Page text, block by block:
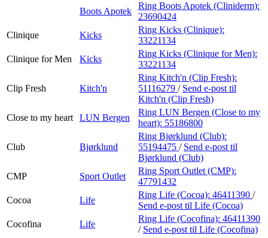
Boots Apotek
Ring Boots Apotek (Cliniderm):
23690424
Clinique
Kicks
Ring Kicks (Clinique):
33221134
Clinique for Men
Kicks
Ring Kicks (Clinique for Men):
33221134
Clip Fresh Kitch'n
Ring Kitch'n (Clip Fresh):
51116279 / Send e-post til
Kitch'n (Clip Fresh)
Close to my heart
LUN Bergen
Ring LUN Bergen (Close to my
heart): 55186800
Club Bjørklund
Ring Bjørklund (Club):
55194475 / Send e-post til
Bjørklund (Club)
CMP
Sport Outlet
Ring Sport Outlet (CMP):
47791432
Cocoa
Life
Ring Life (Cocoa): 46411390 /
Send e-post til Life (Cocoa)
Cocofina
Life
Ring Life (Cocofina): 46411390
/ Send e-post til Life (Cocofina)